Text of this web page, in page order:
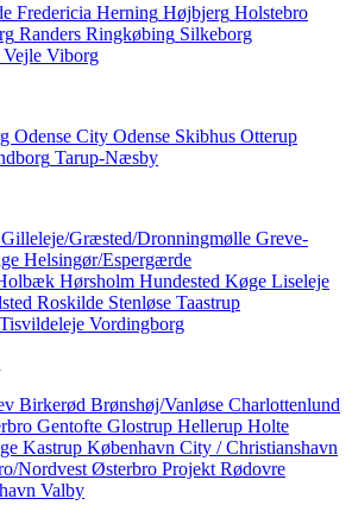
Fredericia Herning Højbjerg Holstebro
Randers Ringkøbing Silkeborg
Vejle Viborg
Odense City Odense Skibhus Otterup
Tarup-Næsby
Gilleleje/Græsted/Dronningmølle Greve-
Helsingør/Espergærde
Hørsholm Hundested Køge Liseleje
Roskilde Stenløse Taastrup
Vordingborg
Birkerød Brønshøj/Vanløse Charlottenlund
Gentofte Glostrup Hellerup Holte
Kastrup København City / Christianshavn
Nordvest Østerbro Projekt Rødovre
Valby